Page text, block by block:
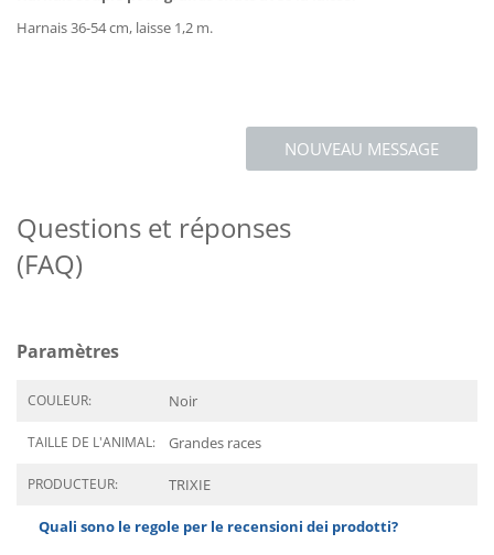
Harnais 36-54 cm, laisse 1,2 m.
NOUVEAU MESSAGE
Questions et réponses
(FAQ)
Paramètres
COULEUR: Noir
TAILLE DE L'ANIMAL: Grandes races
PRODUCTEUR: TRIXIE
Quali sono le regole per le recensioni dei prodotti?